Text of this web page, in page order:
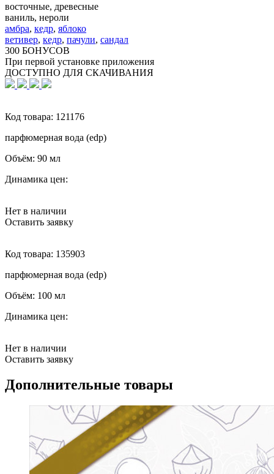
восточные, древесные
ваниль, нероли
амбра, кедр, яблоко
ветивер, кедр, пачули, сандал
300 БОНУСОВ
При первой установке приложения
ДОСТУПНО ДЛЯ СКАЧИВАНИЯ
Код товара: 121176
парфюмерная вода (edp)
Объём: 90 мл
Динамика цен:
Нет в наличии
Оставить заявку
Код товара: 135903
парфюмерная вода (edp)
Объём: 100 мл
Динамика цен:
Нет в наличии
Оставить заявку
Дополнительные товары